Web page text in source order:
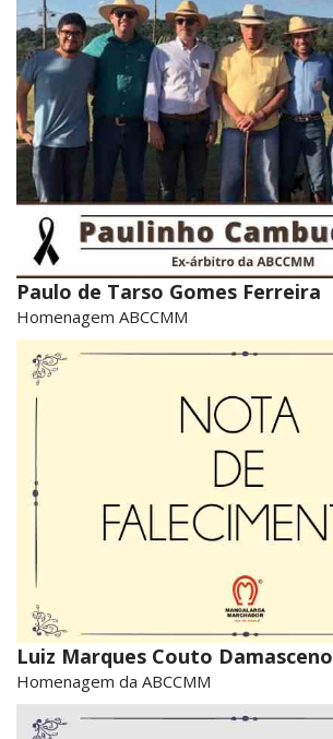
Paulo de Tarso Gomes Ferreira
Homenagem ABCCMM
Luiz Marques Couto Damasceno
Homenagem da ABCCMM